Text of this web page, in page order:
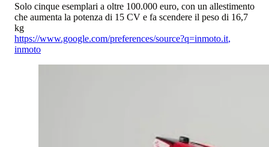
Solo cinque esemplari a oltre 100.000 euro, con un allestimento
che aumenta la potenza di 15 CV e fa scendere il peso di 16,7
kg
https://www.google.com/preferences/source?q=inmoto.it,
inmoto